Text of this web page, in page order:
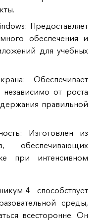
Предоставляет
обеспечения и
для учебных
Обеспечивает
от роста
правильной
Изготовлен из
обеспечивающих
при интенсивном
4 способствует
среды,
всесторонне. Он